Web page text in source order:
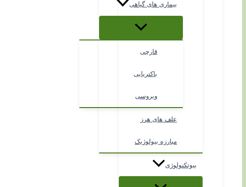
بیماری های گیاهی
قارچی
باکتریایی
ویروسی
علف های هرز
مبارزه بیولوژیک
بیوتکنولوژی